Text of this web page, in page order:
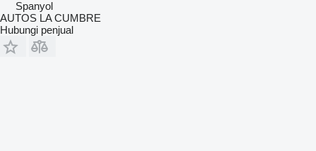
Spanyol
AUTOS LA CUMBRE
Hubungi penjual